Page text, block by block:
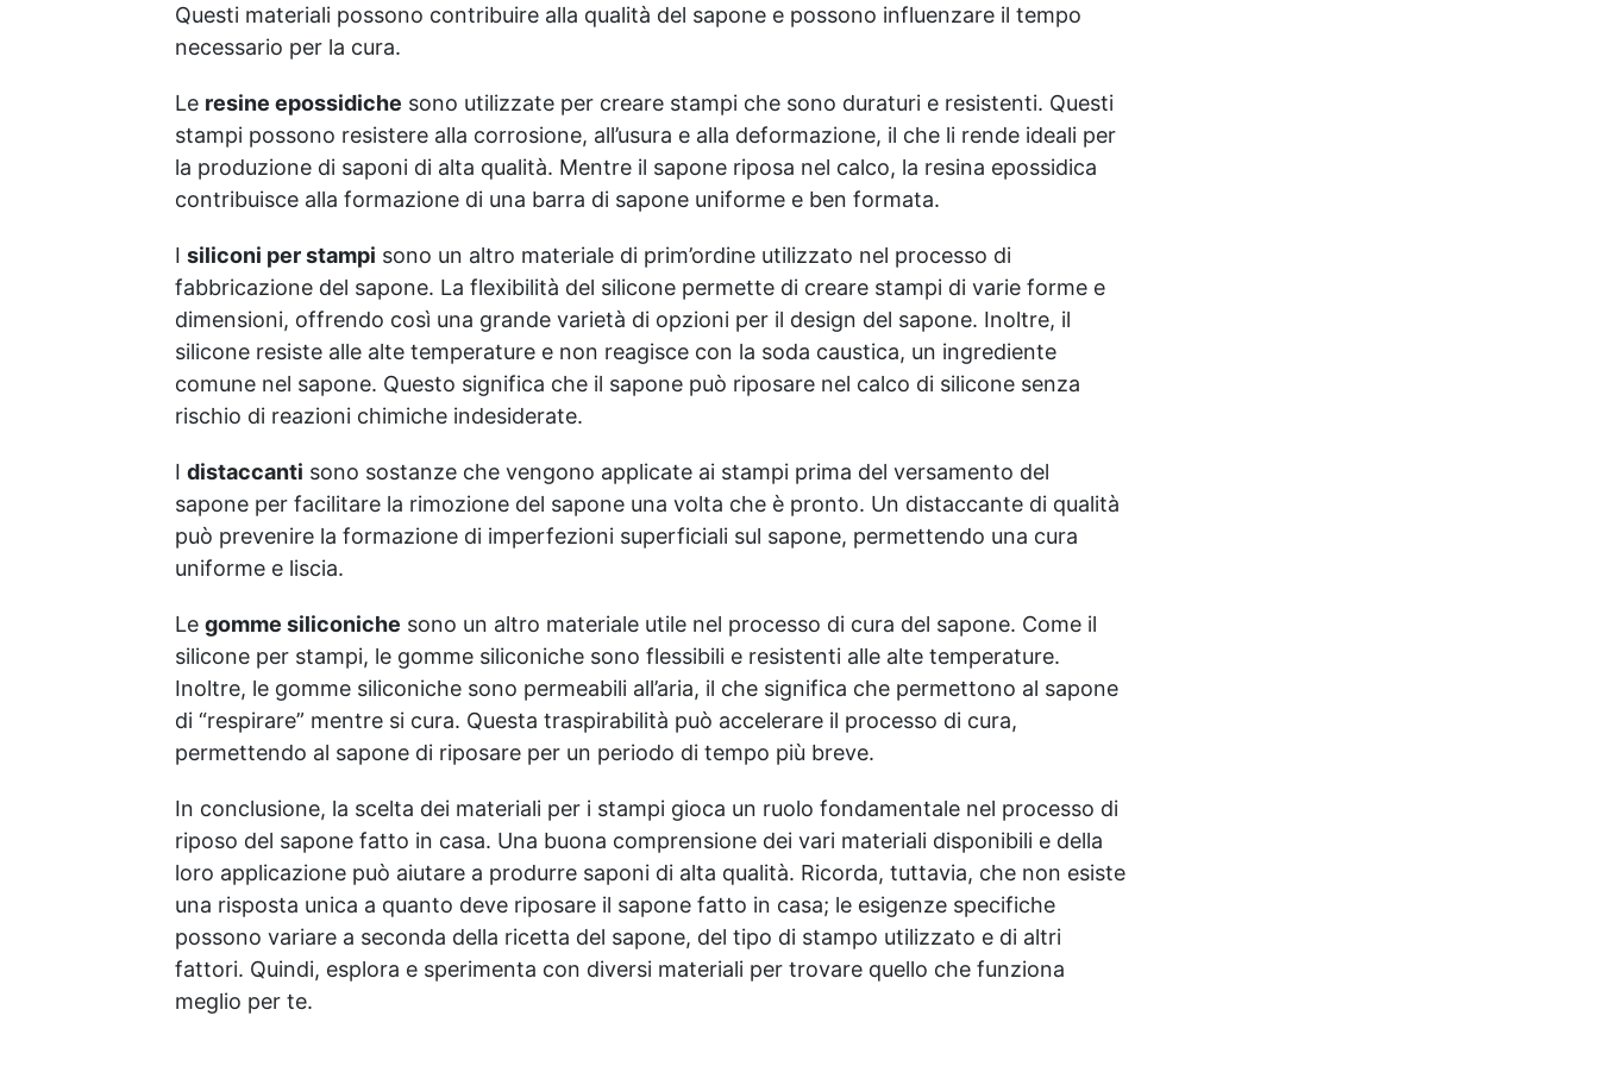
e stabilizzanti sono molto
apprezzate nella
produzione della base del
sapone, prevenendo la
creazione di muffe. SODIO
LAURETH SULFATO (SLES):
è un tensioattivo anionico
utilizzato in molti prodotti
e meno irritante del SODIO
LAURIL SULFATO (SLS), per
questo i nostri prodotti sono
SLS free. SODIO
LAURATO: è un sale sodico
dell'Acido Laurico.
Quest'ultimo è abbondante
nei latticini, nei grassi
Le maggiori concentrazioni
di acido laurico si
riscontrano nell'olio di cocco
utilizzato nelle nostre basi.
SODIO STEARATO: è il sale
acido grasso di origine
vegetale, il suo utilizzo
conferisce viscosità al
prodotto senza appesantirlo
e ne migliora la
scorrevolezza e la
stendibilità sulla pelle
SULFATO: costituito dagli
acidi grassi dell'olio di
cocco. GLUCOSIDE DI
COCCO: è tra i tensioattivi
più apprezzati nell'ambito
della cosmesi fai-da-te. Si
distingue per la sua
straordinaria delicatezza e
cucina che nella cosmetica.
apprezzate nella
produzione della base del
sapone, prevenendo la
creazione di muffe. SODIO
LAURETH SULFATO (SLES):
è un tensioattivo anionico
utilizzato in molti prodotti
da risciacquo . È più delicato
e meno irritante del SODIO
LAURIL SULFATO (SLS), per
questo i nostri prodotti sono
SLS free. SODIO
LAURATO: è un sale sodico
nei latticini, nei grassi
animali e negli oli tropicali.
Le maggiori concentrazioni
di acido laurico si
SODIO STEARATO: è il sale
sodico dell'Acido Stearico,
acido grasso di origine
vegetale, il suo utilizzo
conferisce viscosità al
prodotto senza appesantirlo
e ne migliora la
stendibilità sulla pelle
SODIO DI COCCO
SULFATO: costituito dagli
acidi grassi dell'olio di
cocco. GLUCOSIDE DI
COCCO: è tra i tensioattivi
più apprezzati nell'ambito
di Montagna - La
un'atmosfera vivificante.
(Mint) Risveglio del bosco -
L'essenza balsamica
dell'eucalipto in una
passeggiata immaginaria
Eucalyptus) Respiro Pulito -
Anti-tabacco: Una fragranza
purificante che rinnova l'aria
donando una sensazione di
pulito assoluto.
(Antitobacco) 🍰 Gourmet –
Caldi – Casa Torta di Mele -
cannella e note biscottate.
(Apple Pie) Cappuccino -
L'aroma avvolgente del
caffè con la cremosità della
- L'intensità di un caffè
appena tostato, ricco e
profondo. (Coffee) Spezie
d'Inverno - Il calore
avvolgente della cannella,
atmosfere natalizie.
mamma - Il profumo dei
biscotti francesi appena
sfornati in una pasticceria
parigina. (French Cookies)
Latte e Miele - La dolcezza
del miele unita alla
cremosità del latte per
Questi materiali possono contribuire alla qualità del sapone e possono influenzare il tempo
necessario per la cura.
Le resine epossidiche sono utilizzate per creare stampi che sono duraturi e resistenti. Questi
stampi possono resistere alla corrosione, all’usura e alla deformazione, il che li rende ideali per
la produzione di saponi di alta qualità. Mentre il sapone riposa nel calco, la resina epossidica
contribuisce alla formazione di una barra di sapone uniforme e ben formata.
I siliconi per stampi sono un altro materiale di prim’ordine utilizzato nel processo di
fabbricazione del sapone. La flexibilità del silicone permette di creare stampi di varie forme e
dimensioni, offrendo così una grande varietà di opzioni per il design del sapone. Inoltre, il
silicone resiste alle alte temperature e non reagisce con la soda caustica, un ingrediente
comune nel sapone. Questo significa che il sapone può riposare nel calco di silicone senza
rischio di reazioni chimiche indesiderate.
I distaccanti sono sostanze che vengono applicate ai stampi prima del versamento del
sapone per facilitare la rimozione del sapone una volta che è pronto. Un distaccante di qualità
può prevenire la formazione di imperfezioni superficiali sul sapone, permettendo una cura
uniforme e liscia.
Le gomme siliconiche sono un altro materiale utile nel processo di cura del sapone. Come il
silicone per stampi, le gomme siliconiche sono flessibili e resistenti alle alte temperature.
Inoltre, le gomme siliconiche sono permeabili all’aria, il che significa che permettono al sapone
di “respirare” mentre si cura. Questa traspirabilità può accelerare il processo di cura,
permettendo al sapone di riposare per un periodo di tempo più breve.
In conclusione, la scelta dei materiali per i stampi gioca un ruolo fondamentale nel processo di
riposo del sapone fatto in casa. Una buona comprensione dei vari materiali disponibili e della
loro applicazione può aiutare a produrre saponi di alta qualità. Ricorda, tuttavia, che non esiste
una risposta unica a quanto deve riposare il sapone fatto in casa; le esigenze specifiche
possono variare a seconda della ricetta del sapone, del tipo di stampo utilizzato e di altri
fattori. Quindi, esplora e sperimenta con diversi materiali per trovare quello che funziona
meglio per te.